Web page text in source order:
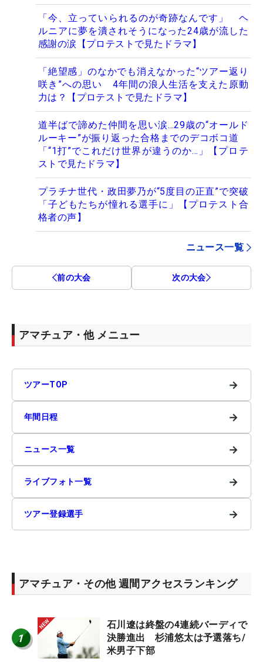
「今、立っていられるのが奇跡なんです」 ヘ
ルニアに夢を潰されそうになった24歳が流した
感謝の涙【プロテストで見たドラマ】
「絶望感」のなかでも消えなかった“ツアー返り
咲き”への思い 4年間の浪人生活を支えた原動
力は？【プロテストで見たドラマ】
道半ばで諦めた仲間を思い涙…29歳の“オールド
ルーキー”が振り返った合格までのデコボコ道
「“1打”でこれだけ世界が違うのか…」【プロテ
ストで見たドラマ】
プラチナ世代・政田夢乃が“5度目の正直”で突破
「子どもたちが憧れる選手に」【プロテスト合
格者の声】
ニュース一覧
前の大会 次の大会
アマチュア・他 メニュー
ツアーTOP →
年間日程 →
ニュース一覧 →
ライブフォト一覧 →
ツアー登録選手 →
アマチュア・その他 週間アクセスランキング
1
石川遼は終盤の4連続バーディで
決勝進出 杉浦悠太は予選落ち/
米男子下部